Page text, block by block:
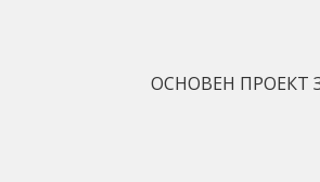
ОСНОВЕН ПРОЕКТ